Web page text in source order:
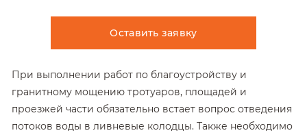
Оставить заявку
При выполнении работ по благоустройству и
гранитному мощению тротуаров, площадей и
проезжей части обязательно встает вопрос отведения
потоков воды в ливневые колодцы. Также необходимо